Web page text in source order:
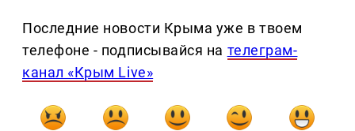
Последние новости Крыма уже в твоем
телефоне - подписывайся на телеграм-
канал «Крым Live»